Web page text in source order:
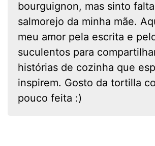
bourguignon, mas sinto
salmorejo da minha mãe.
meu amor pela escrita e
suculentos para
histórias de cozinha que
inspirem. Gosto da tortilla
pouco feita :)